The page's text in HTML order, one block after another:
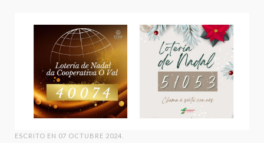
ESCRITO EN 07 OCTUBRE 2024